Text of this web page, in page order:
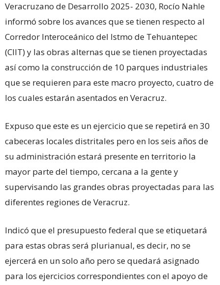
Veracruzano de Desarrollo 2025- 2030, Rocío Nahle
informó sobre los avances que se tienen respecto al
Corredor Interoceánico del Istmo de Tehuantepec
(CIIT) y las obras alternas que se tienen proyectadas
así como la construcción de 10 parques industriales
que se requieren para este macro proyecto, cuatro de
los cuales estarán asentados en Veracruz.
Expuso que este es un ejercicio que se repetirá en 30
cabeceras locales distritales pero en los seis años de
su administración estará presente en territorio la
mayor parte del tiempo, cercana a la gente y
supervisando las grandes obras proyectadas para las
diferentes regiones de Veracruz.
Indicó que el presupuesto federal que se etiquetará
para estas obras será plurianual, es decir, no se
ejercerá en un solo año pero se quedará asignado
para los ejercicios correspondientes con el apoyo de